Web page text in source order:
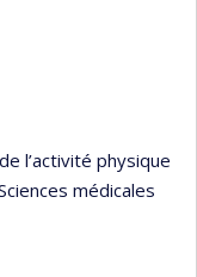
l’activité physique
médicales